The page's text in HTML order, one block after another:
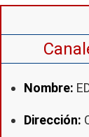
Nombre:
Dirección: